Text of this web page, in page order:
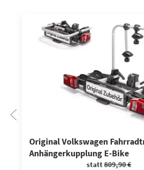
BREMSEN
Original Volkswagen
Anhängerkupplung E-Bike
statt809,90 €